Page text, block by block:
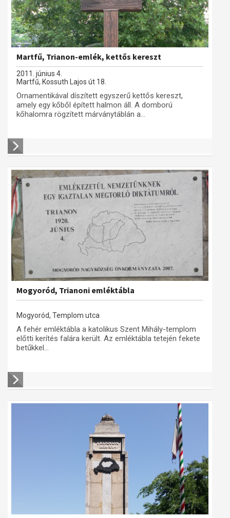
Martfű, Trianon-emlék, kettős kereszt
2011. június 4.
Martfű, Kossuth Lajos út 18.
Ornamentikával díszített egyszerű kettős kereszt,
amely egy kőből épített halmon áll. A domború
kőhalomra rögzített márványtáblán a...
Mogyoród, Trianoni emléktábla
Mogyoród, Templom utca
A fehér emléktábla a katolikus Szent Mihály-templom
előtti kerítés falára került. Az emléktábla tetején fekete
betűkkel...